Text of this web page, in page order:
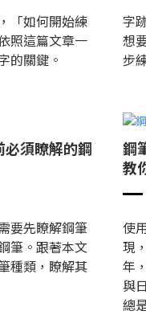
「如何開始練
照這篇文章一
的關鍵。
字
想
步
須瞭解的鋼
要先瞭解鋼筆
筆。跟著本文
種類，瞭解其
鋼
教
使
現
年
與
總